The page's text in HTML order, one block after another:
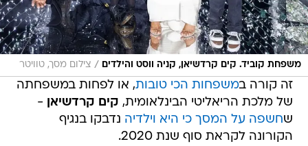
משפחת קוביד. קים קרדשיאן, קניה ווסט והילדים / צילום מסך, טוויטר
זה קורה במשפחות הכי טובות, או לפחות במשפחתה
של מלכת הריאליטי הבינלאומית, קים קרדשיאן -
שחשפה על המסך כי היא וילדיה נדבקו בנגיף
הקורונה לקראת סוף שנת 2020.